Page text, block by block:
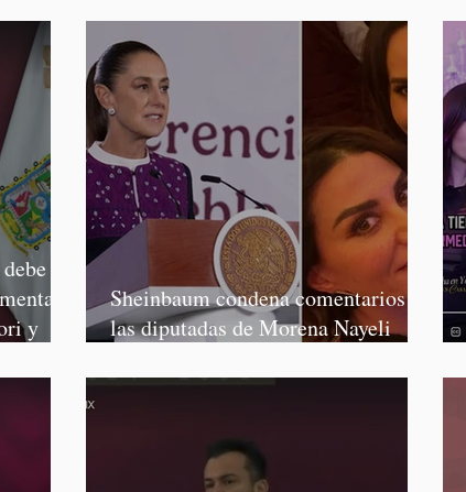
y
Sheinbaum condena comentarios de
las diputadas de Morena Nayeli